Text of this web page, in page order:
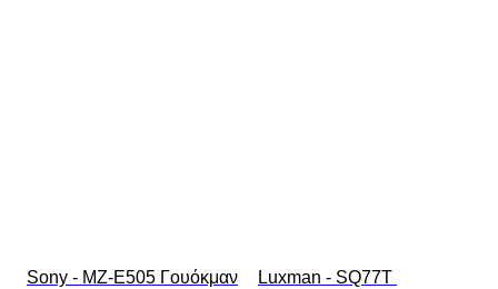
Sony - MZ-E505 Γουόκμαν
Luxman - SQ77T